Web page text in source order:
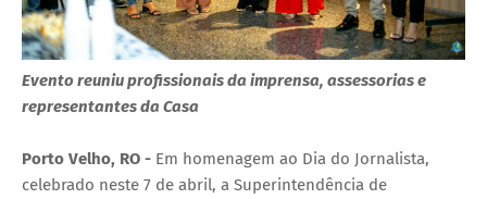
Evento reuniu profissionais da imprensa, assessorias e
representantes da Casa
Porto Velho, RO - Em homenagem ao Dia do Jornalista,
celebrado neste 7 de abril, a Superintendência de